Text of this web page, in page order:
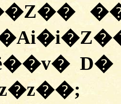
D�